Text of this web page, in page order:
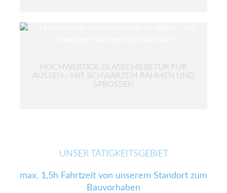
HOCHWERTIGE GLASSCHIEBETÜR FÜR
AUSSEN - MIT SCHWARZEM RAHMEN UND S
PROSSEN
UNSER TÄTIGKEITSGEBIET
max. 1,5h Fahrtzeit von unserem Standort zum
Bauvorhaben